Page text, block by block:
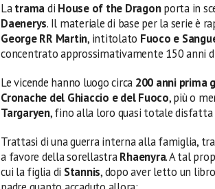
Latramadi House of the Dragonporta in
Daenerys. Il materiale di base per la serie è
George RR Martin, intitolato Fuoco e
concentrato approssimativamente 150 anni
Le vicende hanno luogo circa 200 anni prima
Cronache del Ghiaccio e del Fuoco, più o
Targaryen, fino alla loro quasi totale disfatta
Trattasi di una guerra interna alla famiglia,
a favore della sorellastraRhaenyra. A tal
cui la figlia di Stannis, dopo aver letto un